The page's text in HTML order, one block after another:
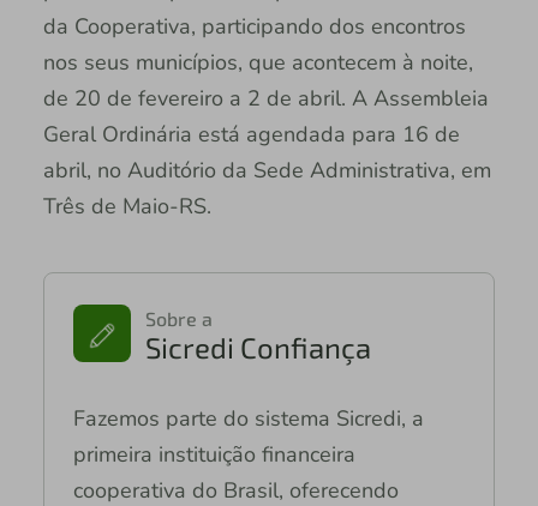
da Cooperativa, participando dos encontros
nos seus municípios, que acontecem à noite,
de 20 de fevereiro a 2 de abril. A Assembleia
Geral Ordinária está agendada para 16 de
abril, no Auditório da Sede Administrativa, em
Três de Maio-RS.
Sobre a
Sicredi Confiança
Fazemos parte do sistema Sicredi, a
primeira instituição financeira
cooperativa do Brasil, oferecendo